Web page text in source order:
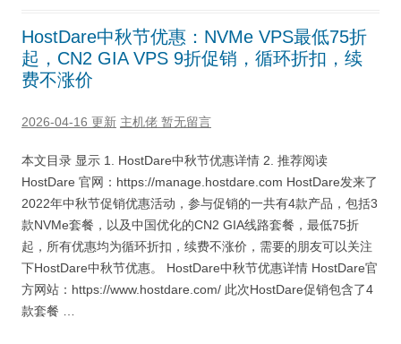
HostDare中秋节优惠：NVMe VPS最低75折
起，CN2 GIA VPS 9折促销，循环折扣，续
费不涨价
2026-04-16 更新 主机佬 暂无留言
本文目录 显示 1. HostDare中秋节优惠详情 2. 推荐阅读
HostDare 官网：https://manage.hostdare.com HostDare发来了
2022年中秋节促销优惠活动，参与促销的一共有4款产品，包括3
款NVMe套餐，以及中国优化的CN2 GIA线路套餐，最低75折
起，所有优惠均为循环折扣，续费不涨价，需要的朋友可以关注
下HostDare中秋节优惠。 HostDare中秋节优惠详情 HostDare官
方网站：https://www.hostdare.com/ 此次HostDare促销包含了4
款套餐 …